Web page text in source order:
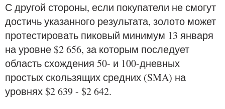
С другой стороны, если покупатели не смогут
достичь указанного результата, золото может
протестировать пиковый минимум 13 января
на уровне $2 656, за которым последует
область схождения 50- и 100-дневных
простых скользящих средних (SMA) на
уровнях $2 639 - $2 642.